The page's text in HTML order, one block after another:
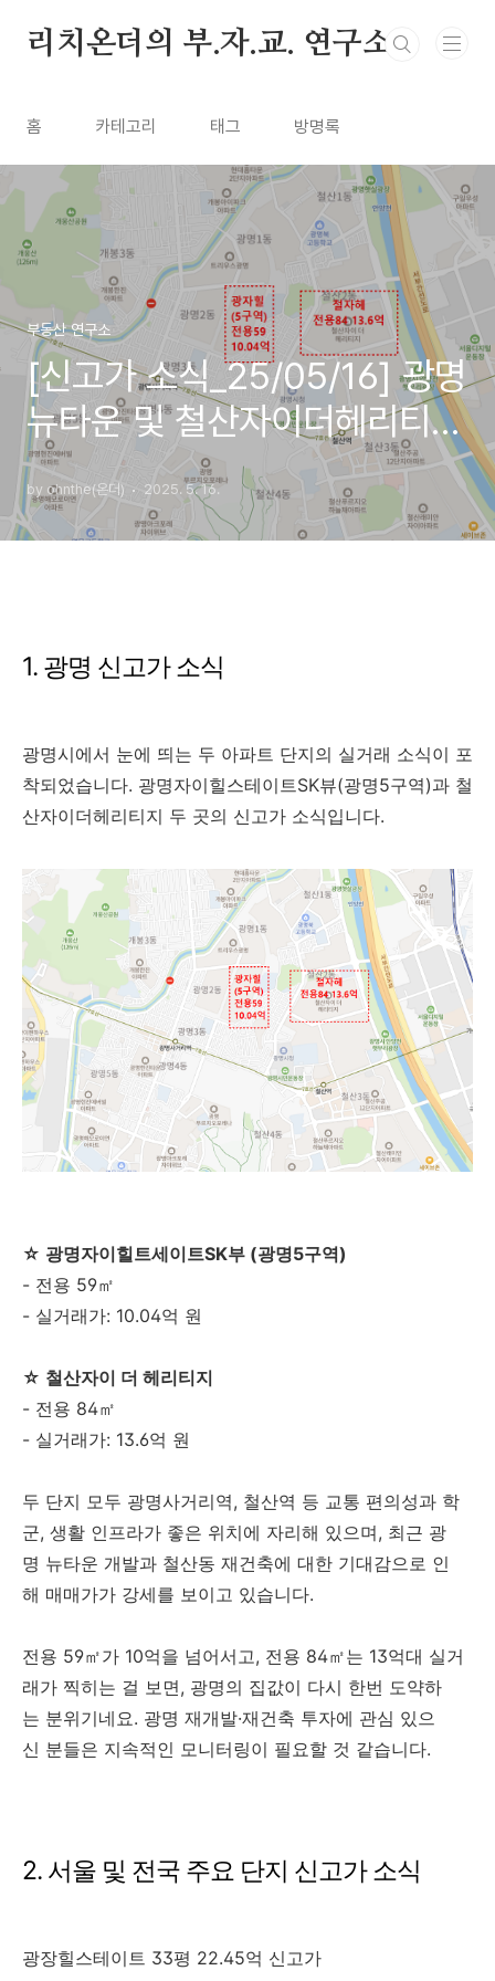
리치온더의 부.자.교. 연구소
홈 카테고리 태그 방명록
부동산 연구소
[신고가 소식_25/05/16] 광명
뉴타운 및 철산자이더헤리티
지, 원베일리 등
by ohnthe(온더) 2025. 5. 16.
1. 광명 신고가 소식
광명시에서 눈에 띄는 두 아파트 단지의 실거래 소식이 포
착되었습니다. 광명자이힐스테이트SK뷰(광명5구역)과 철
산자이더헤리티지 두 곳의 신고가 소식입니다.
☆ 광명자이힐트세이트SK부 (광명5구역)
- 전용 59㎡
- 실거래가: 10.04억 원
☆ 철산자이 더 헤리티지
- 전용 84㎡
- 실거래가: 13.6억 원
두 단지 모두 광명사거리역, 철산역 등 교통 편의성과 학
군, 생활 인프라가 좋은 위치에 자리해 있으며, 최근 광
명 뉴타운 개발과 철산동 재건축에 대한 기대감으로 인
해 매매가가 강세를 보이고 있습니다.
전용 59㎡가 10억을 넘어서고, 전용 84㎡는 13억대 실거
래가 찍히는 걸 보면, 광명의 집값이 다시 한번 도약하
는 분위기네요. 광명 재개발·재건축 투자에 관심 있으
신 분들은 지속적인 모니터링이 필요할 것 같습니다.
2. 서울 및 전국 주요 단지 신고가 소식
광장힐스테이트 33평 22.45억 신고가